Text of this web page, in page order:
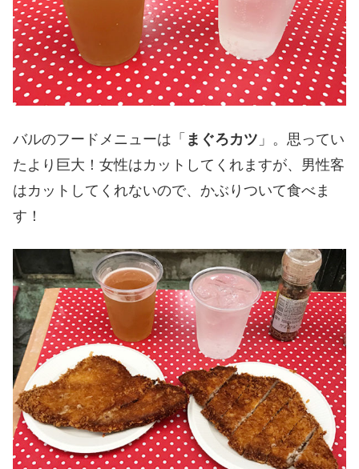
バルのフードメニューは「 まぐろカツ 」。思ってい
たより巨大！女性はカットしてくれますが、男性客
はカットしてくれないので、かぶりついて食べま
す！